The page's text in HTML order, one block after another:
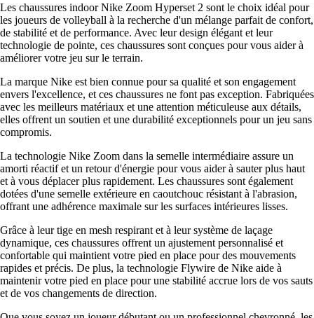
Les chaussures indoor Nike Zoom Hyperset 2 sont le choix idéal pour
les joueurs de volleyball à la recherche d'un mélange parfait de confort,
de stabilité et de performance. Avec leur design élégant et leur
technologie de pointe, ces chaussures sont conçues pour vous aider à
améliorer votre jeu sur le terrain.
La marque Nike est bien connue pour sa qualité et son engagement
envers l'excellence, et ces chaussures ne font pas exception. Fabriquées
avec les meilleurs matériaux et une attention méticuleuse aux détails,
elles offrent un soutien et une durabilité exceptionnels pour un jeu sans
compromis.
La technologie Nike Zoom dans la semelle intermédiaire assure un
amorti réactif et un retour d'énergie pour vous aider à sauter plus haut
et à vous déplacer plus rapidement. Les chaussures sont également
dotées d'une semelle extérieure en caoutchouc résistant à l'abrasion,
offrant une adhérence maximale sur les surfaces intérieures lisses.
Grâce à leur tige en mesh respirant et à leur système de laçage
dynamique, ces chaussures offrent un ajustement personnalisé et
confortable qui maintient votre pied en place pour des mouvements
rapides et précis. De plus, la technologie Flywire de Nike aide à
maintenir votre pied en place pour une stabilité accrue lors de vos sauts
et de vos changements de direction.